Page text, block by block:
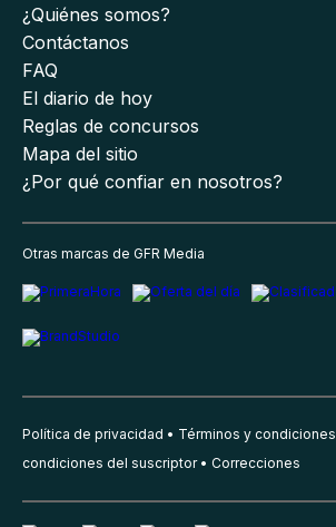
¿Quiénes somos?
Contáctanos
FAQ
El diario de hoy
Reglas de concursos
Mapa del sitio
¿Por qué confiar en nosotros?
Otras marcas de GFR Media
Política de privacidad Términos y condiciones
condiciones del suscriptor
Correcciones